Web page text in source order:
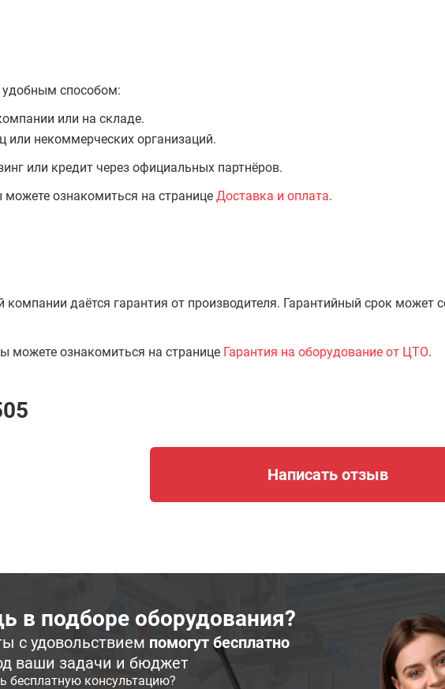
способом:
или на складе.
некоммерческих организаций.
или кредит через официальных партнёров.
ознакомиться на странице Доставка и оплата.
даётся гарантия от производителя. Гарантийный срок может
можете ознакомиться на странице Гарантия на оборудование от ЦТО.
Написать отзыв
в подборе оборудования?
с удовольствием помогут бесплатно
ваши задачи и бюджет
бесплатную консультацию?